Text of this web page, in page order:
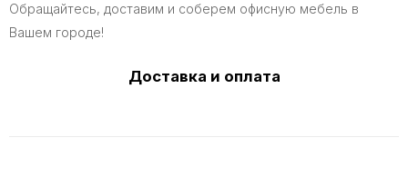
Обращайтесь, доставим и соберем офисную мебель в
Вашем городе!
Доставка и оплата